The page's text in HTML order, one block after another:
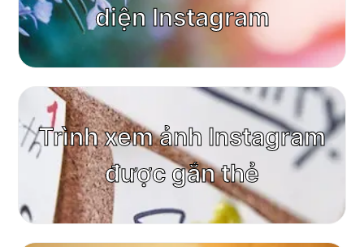
diện Instagram
Trình xem ảnh Instagram
được gắn thẻ